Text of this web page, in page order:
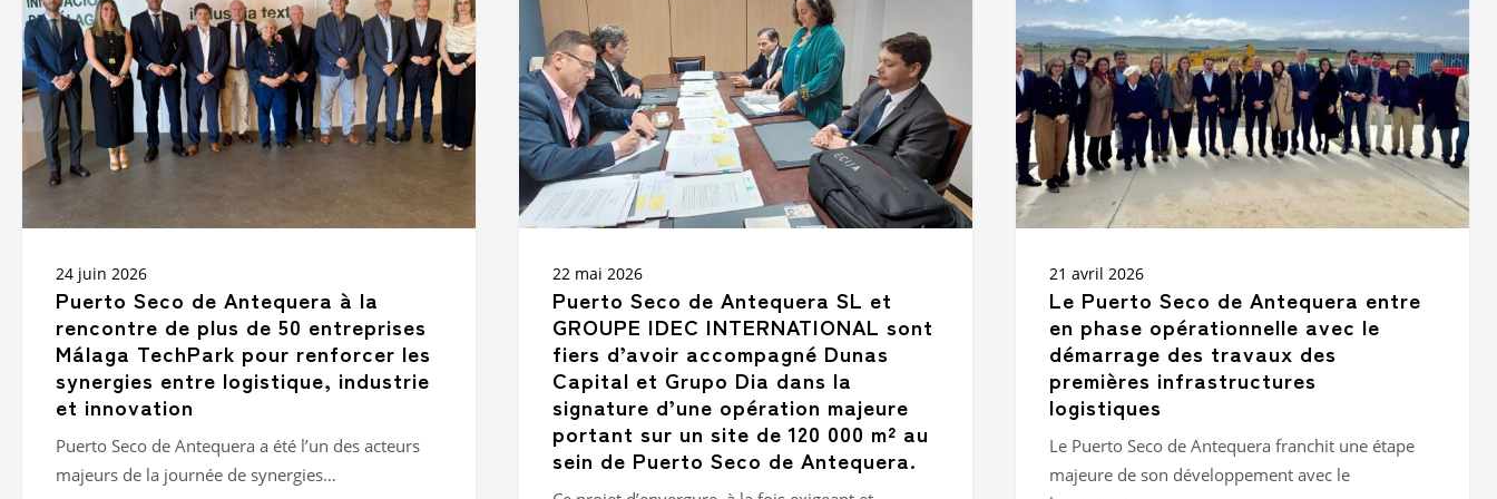
à
la
rencontre
de
plus
50
entreprises
renforcer
synergies
entre
logistique,
industrie
innovation
24 juin 2026
Puerto Seco de Antequera à la
rencontre de plus de 50 entreprises
Málaga TechPark pour renforcer les
synergies entre logistique, industrie
et innovation
Puerto Seco de Antequera a été l’un des acteurs
majeurs de la journée de synergies…
et
GROUPE
IDEC
INTERNATIONAL
sont
fiers
d’avoir
accompagné
Grupo
dans
signature
opération
majeure
22 mai 2026
Puerto Seco de Antequera SL et
GROUPE IDEC INTERNATIONAL sont
fiers d’avoir accompagné Dunas
Capital et Grupo Dia dans la
signature d’une opération majeure
portant sur un site de 120 000 m² au
sein de Puerto Seco de Antequera.
Antequera
entre
en
phase
opérationnelle
avec
le
démarrage
des
premières
infrastructures
logistiques
21 avril 2026
Le Puerto Seco de Antequera entre
en phase opérationnelle avec le
démarrage des travaux des
premières infrastructures
logistiques
Le Puerto Seco de Antequera franchit une étape
majeure de son développement avec le